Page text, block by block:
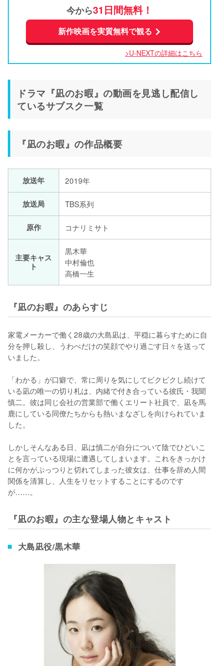
今から31日間無料！
新作映画を実質無料で観る
>U-NEXTの詳細はこちら
ドラマ『凪のお暇』の動画を見逃し配信し
ているサブスク一覧
『凪のお暇』の作品概要
放送年 2019年
放送局 TBS系列
原作 コナリミサト
主要キャス
ト
黒木華
中村倫也
高橋一生
『凪のお暇』のあらすじ
家電メーカーで働く28歳の大島凪は、平穏に暮らすために自
分を押し殺し、うわべだけの笑顔でやり過ごす日々を送って
いました。
「わかる」が口癖で、常に周りを気にしてビクビクし続けて
いる凪の唯一の切り札は、内緒で付き合っている彼氏・我聞
慎二。彼は同じ会社の営業部で働くエリート社員で、凪を馬
鹿にしている同僚たちからも熱いまなざしを向けられていま
した。
しかしそんなある日、凪は慎二が自分について陰でひどいこ
とを言っている現場に遭遇してしまいます。これをきっかけ
に何かがぷっつりと切れてしまった彼女は、仕事を辞め人間
関係を清算し、人生をリセットすることにするのです
が……。
『凪のお暇』の主な登場人物とキャスト
大島凪役/黒木華